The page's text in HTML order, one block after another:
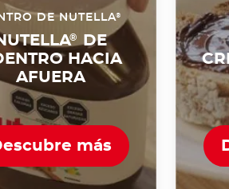
DE NUTELLA®
® DE
HACIA
AFUERA
más